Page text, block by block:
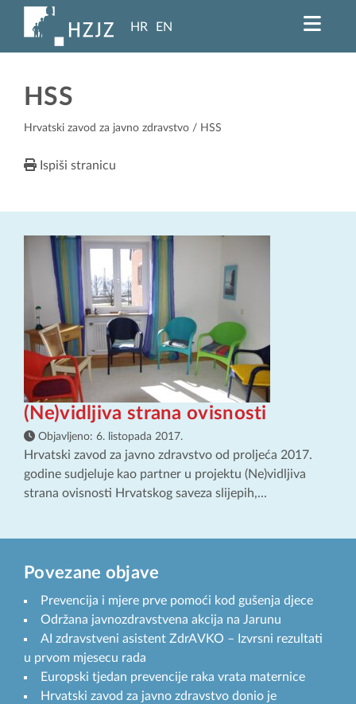
HR EN
HSS
Hrvatski zavod za javno zdravstvo / HSS
Ispiši stranicu
(Ne)vidljiva strana ovisnosti
Objavljeno: 6. listopada 2017.
Hrvatski zavod za javno zdravstvo od proljeća 2017.
godine sudjeluje kao partner u projektu (Ne)vidljiva
strana ovisnosti Hrvatskog saveza slijepih,...
Povezane objave
Prevencija i mjere prve pomoći kod gušenja djece
Održana javnozdravstvena akcija na Jarunu
AI zdravstveni asistent ZdrAVKO – Izvrsni rezultati
u prvom mjesecu rada
Europski tjedan prevencije raka vrata maternice
Hrvatski zavod za javno zdravstvo donio je